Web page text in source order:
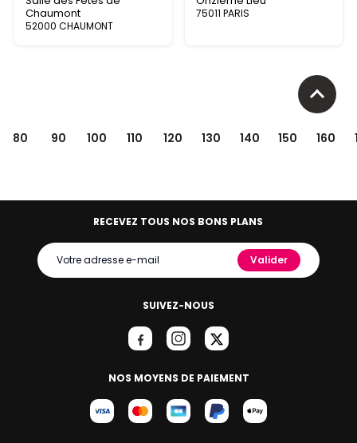
Chaumont
52000 CHAUMONT
75011 PARIS
80 90 100 110 120 130 140 150 160
SUIVEZ-NOUS
NOS MOYENS DE PAIEMENT
RECEVEZ TOUS NOS BONS PLANS
Valider